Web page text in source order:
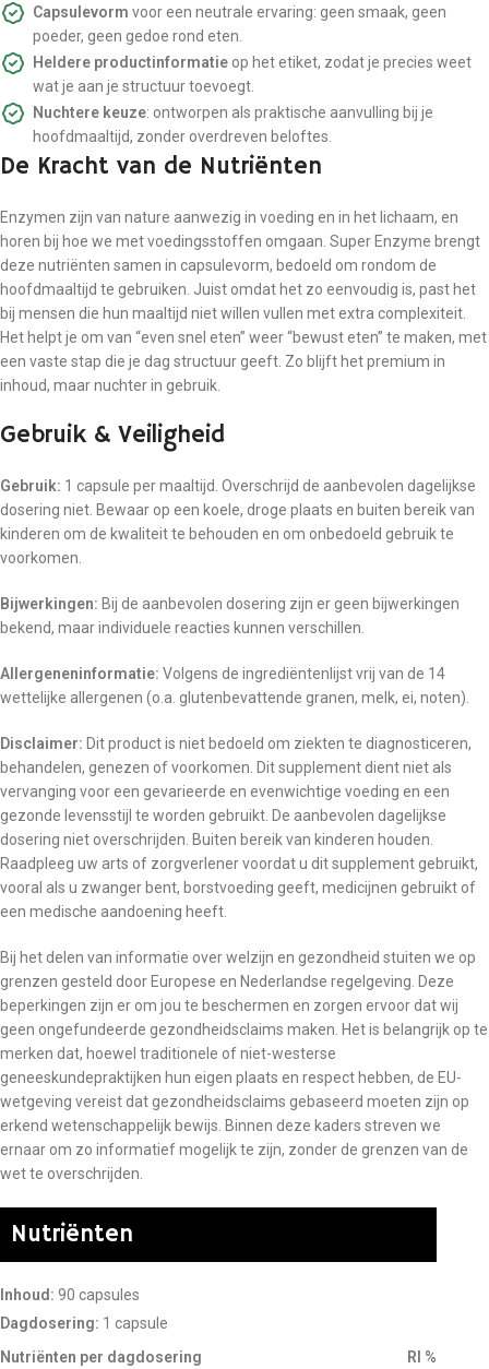
Capsulevorm voor een neutrale ervaring: geen smaak, geen
poeder, geen gedoe rond eten.
Heldere productinformatieop het etiket, zodat je precies weet
wat je aan je structuur toevoegt.
Nuchtere keuze: ontworpen als praktische aanvulling bij je
hoofdmaaltijd, zonder overdreven beloftes.
De Kracht van de Nutriënten
Enzymen zijn van nature aanwezig in voeding en in het lichaam, en
horen bij hoe we met voedingsstoffen omgaan. Super Enzyme brengt
deze nutriënten samen in capsulevorm, bedoeld om rondom de
hoofdmaaltijd te gebruiken. Juist omdat het zo eenvoudig is, past het
bij mensen die hun maaltijd niet willen vullen met extra complexiteit.
Het helpt je om van “even snel eten” weer “bewust eten” te maken, met
een vaste stap die je dag structuur geeft. Zo blijft het premium in
inhoud, maar nuchter in gebruik.
Gebruik & Veiligheid
Gebruik: 1 capsule per maaltijd. Overschrijd de aanbevolen dagelijkse
dosering niet. Bewaar op een koele, droge plaats en buiten bereik van
kinderen om de kwaliteit te behouden en om onbedoeld gebruik te
voorkomen.
Bijwerkingen: Bij de aanbevolen dosering zijn er geen bijwerkingen
bekend, maar individuele reacties kunnen verschillen.
Allergeneninformatie: Volgens de ingrediëntenlijst vrij van de 14
wettelijke allergenen (o.a. glutenbevattende granen, melk, ei, noten).
Disclaimer: Dit product is niet bedoeld om ziekten te diagnosticeren,
behandelen, genezen of voorkomen. Dit supplement dient niet als
vervanging voor een gevarieerde en evenwichtige voeding en een
gezonde levensstijl te worden gebruikt. De aanbevolen dagelijkse
dosering niet overschrijden. Buiten bereik van kinderen houden.
Raadpleeg uw arts of zorgverlener voordat u dit supplement gebruikt,
vooral als u zwanger bent, borstvoeding geeft, medicijnen gebruikt of
een medische aandoening heeft.
Bij het delen van informatie over welzijn en gezondheid stuiten we op
grenzen gesteld door Europese en Nederlandse regelgeving. Deze
beperkingen zijn er om jou te beschermen en zorgen ervoor dat wij
geen ongefundeerde gezondheidsclaims maken. Het is belangrijk op te
merken dat, hoewel traditionele of niet-westerse
geneeskundepraktijken hun eigen plaats en respect hebben, de EU-
wetgeving vereist dat gezondheidsclaims gebaseerd moeten zijn op
erkend wetenschappelijk bewijs. Binnen deze kaders streven we
ernaar om zo informatief mogelijk te zijn, zonder de grenzen van de
wet te overschrijden.
Nutriënten
Inhoud: 90 capsules
Dagdosering: 1 capsule
Nutriënten per dagdosering
RI %